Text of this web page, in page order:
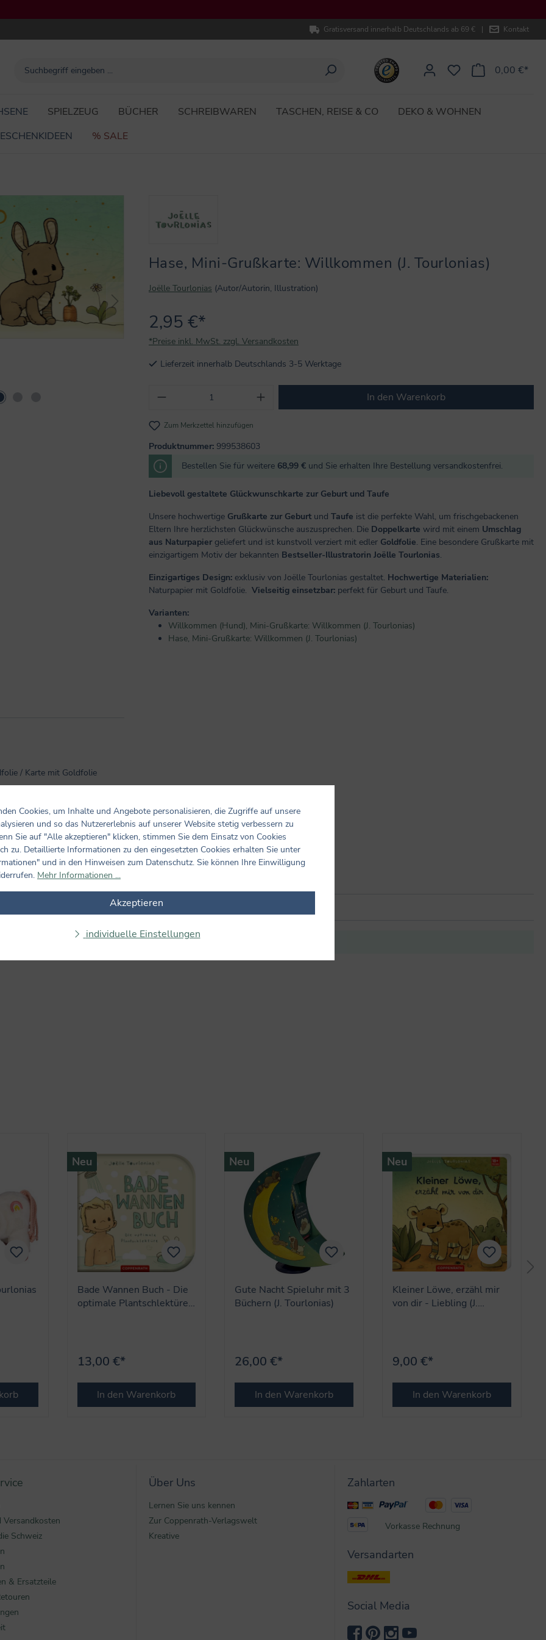
Gratisversand innerhalb Deutschlands ab 69 € | Kontakt
0,00 €*
SPIELZEUG BÜCHER SCHREIBWAREN TASCHEN, REISE & CO
DEKO & WOHNEN
% SALE
Hase, Mini-Grußkarte: Willkommen (J. Tourlonias)
Joëlle Tourlonias (Autor/Autorin, Illustration)
2,95 €*
*Preise inkl. MwSt. zzgl. Versandkosten
Lieferzeit innerhalb Deutschlands 3-5 Werktage
Produkt Anzahl: Gib den gewünschten Wert ein oder
In den Warenkorb
Zum Merkzettel hinzufügen
Produktnummer: 999538603
Bestellen Sie für weitere 68,99 € und Sie erhalten Ihre Bestellung versandkostenfrei.
Liebevoll gestaltete Glückwunschkarte zur Geburt und Taufe
Unsere hochwertige Grußkarte zur Geburt und Taufe ist die perfekte Wahl, um frischgebackenen
Eltern Ihre herzlichsten Glückwünsche auszusprechen. Die Doppelkarte wird mit einem Umschlag
aus Naturpapier geliefert und ist kunstvoll verziert mit edler Goldfolie. Eine besondere Grußkarte mit
einzigartigem Motiv der bekannten Bestseller-Illustratorin Joëlle Tourlonias.
Einzigartiges Design: exklusiv von Joëlle Tourlonias gestaltet. Hochwertige Materialien:
Naturpapier mit Goldfolie. Vielseitig einsetzbar: perfekt für Geburt und Taufe.
Varianten:
Willkommen (Hund), Mini-Grußkarte: Willkommen (J. Tourlonias)
Hase, Mini-Grußkarte: Willkommen (J. Tourlonias)
/ Karte mit Goldfolie
Bewertungen nur in der aktuellen Sprache anzeigen.
Keine Bewertungen gefunden. Teilen Sie Ihre Erfahrungen mit anderen.
Neu
Bade Wannen Buch - Die
optimale Plantschlektüre
13,00 €*
In den Warenkorb
Neu
Gute Nacht Spieluhr mit 3
Büchern (J. Tourlonias)
26,00 €*
In den Warenkorb
Neu
Kleiner Löwe, erzähl mir
von dir - Liebling (J.
9,00 €*
In den Warenkorb
Versandkosten
Schweiz
& Ersatzteile
Über Uns
Lernen Sie uns kennen
Zur Coppenrath-Verlagswelt
Kreative
Zahlarten
Vorkasse Rechnung
Versandarten
Social Media
Cookies, um Inhalte und Angebote personalisieren, die Zugriffe auf unsere
und so das Nutzererlebnis auf unserer Website stetig verbessern zu
Sie auf "Alle akzeptieren" klicken, stimmen Sie dem Einsatz von Cookies
zu. Detaillierte Informationen zu den eingesetzten Cookies erhalten Sie unter
und in den Hinweisen zum Datenschutz. Sie können Ihre Einwilligung
Mehr Informationen ...
Akzeptieren
individuelle Einstellungen